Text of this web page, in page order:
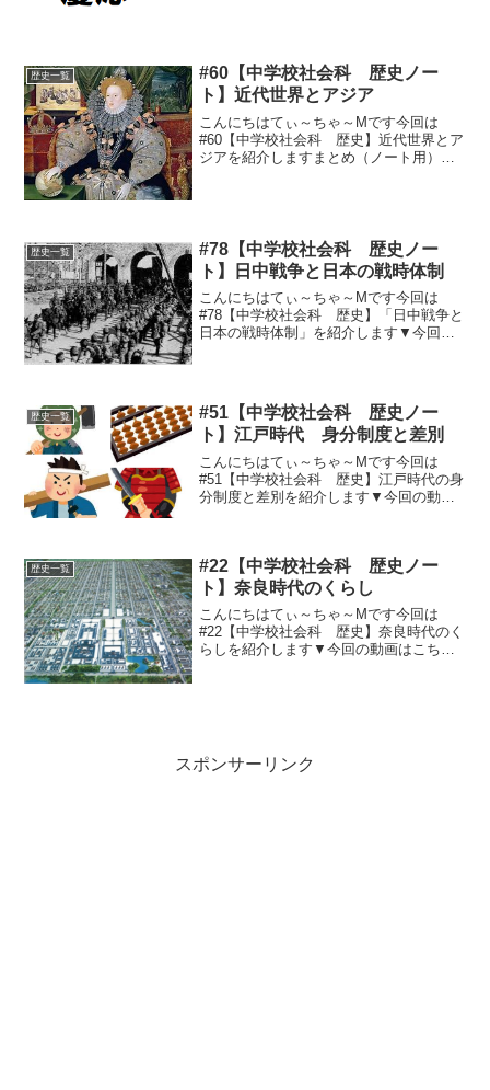
歴史一覧
#60【中学校社会科 歴史ノー
ト】近代世界とアジア
こんにちはてぃ～ちゃ～Mです今回は
#60【中学校社会科 歴史】近代世界とア
ジアを紹介しますまとめ（ノート用）コ
歴史一覧
#78【中学校社会科 歴史ノー
ト】日中戦争と日本の戦時体制
こんにちはてぃ～ちゃ～Mです今回は
#78【中学校社会科 歴史】「日中戦争と
日本の戦時体制」を紹介します▼今回の
渉・・・1927年、山...
歴史一覧
#51【中学校社会科 歴史ノー
ト】江戸時代 身分制度と差別
こんにちはてぃ～ちゃ～Mです今回は
#51【中学校社会科 歴史】江戸時代の身
分制度と差別を紹介します▼今回の動画
免）、名字農・・・農...
歴史一覧
#22【中学校社会科 歴史ノー
ト】奈良時代のくらし
こんにちはてぃ～ちゃ～Mです今回は
#22【中学校社会科 歴史】奈良時代のく
らしを紹介します▼今回の動画はこちら
スポンサーリンク